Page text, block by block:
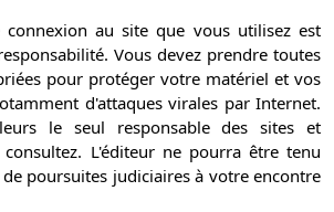
au site que vous utilisez est
Vous devez prendre toutes
pour protéger votre matériel et vos
d'attaques virales par Internet.
le seul responsable des sites et
L'éditeur ne pourra être tenu
poursuites judiciaires à votre encontre